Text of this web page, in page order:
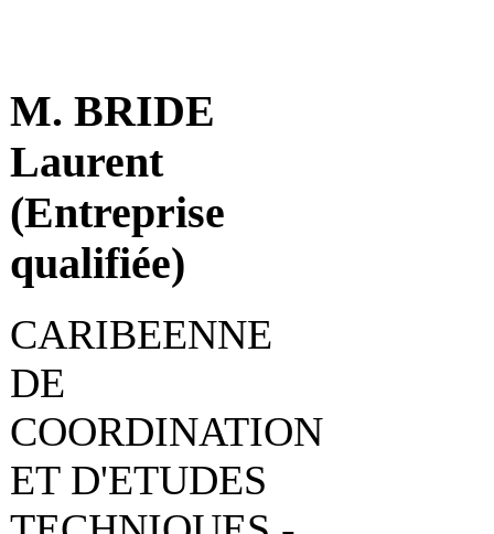
M. BRIDE
Laurent
(Entreprise
qualifiée)
CARIBEENNE
DE
COORDINATION
ET D'ETUDES